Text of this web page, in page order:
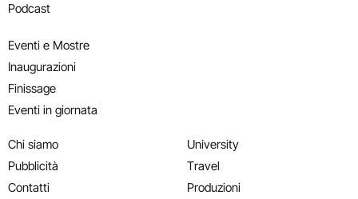
Podcast
Eventi e Mostre
Inaugurazioni
Finissage
Eventi in giornata
Chi siamo
Pubblicità
Contatti
University
Travel
Produzioni